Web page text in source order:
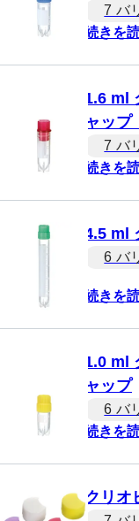
7 バ
続きを
1.6 ml
ャップ
7 バ
続きを
4.5 ml
6 バ
続きを
1.0 ml
ャップ
6 バ
続きを
クリオ